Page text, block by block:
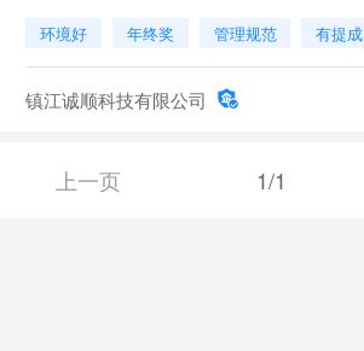
环境好 年终奖 管理规范 有提成
镇江诚顺科技有限公司
上一页 1/1